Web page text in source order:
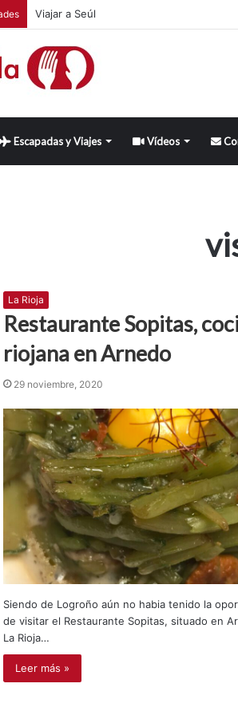
Viajar a Seúl
Escapadas y Viajes Vídeos
La Rioja
Restaurante Sopitas,
riojana en Arnedo
29 noviembre, 2020
Siendo de Logroño aún no habia tenido la
de visitar el Restaurante Sopitas, situado en
La Rioja…
Leer más »